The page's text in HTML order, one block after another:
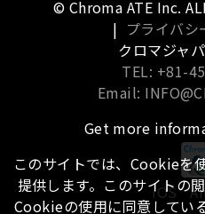
© Chroma ATE Inc.
| プライバシ
クロマジャ
TEL: +81-
Email:
Get more
iOS
このサイトでは、Cookieを
提供します。このサイトの
Cookieの使用に同意してい